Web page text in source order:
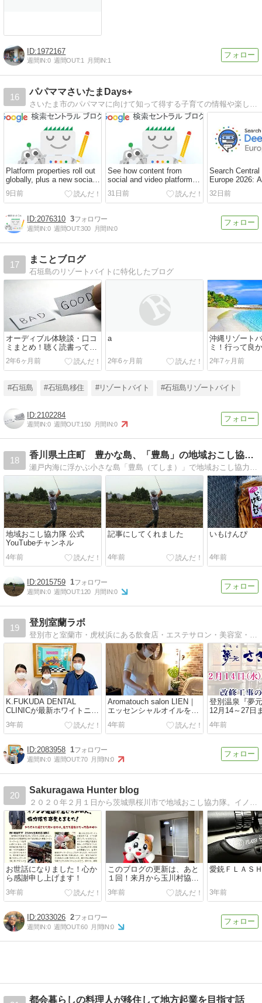
1972167
週間IN:0 週間OUT:1 月間IN:1
16
パパママさいたまDays+
Platform properties roll out
globally, plus a new social
and video performance
guide
9日前
See how content from
social and video platforms
performs on Google Search
31日前
Search Central
Europe 2026:
we're going to
32日前
2076310 3
週間IN:0 週間OUT:300 月間IN:0
17
まことブログ
石垣島のリゾートバイトに特化したブログ
オーディブル体験談・口コ
ミまとめ！聴く読書ってぶ
っちゃけどう！？
2年6ヶ月前
a
2年6ヶ月前
沖縄リゾート
ミ！行って良
だった事まとめ
2年7ヶ月前
#石垣島 #石垣島移住 #リゾートバイト #石垣島リゾートバイト
2102284
週間IN:0 週間OUT:150 月間IN:0
18
香川県土庄町 豊かな島、「豊島」の地域おこし協力隊日記
瀬戸内海に浮かぶ小さな島「豊島（てしま）」で地域おこし協力隊として奮闘中！島のこと、農業のこと、などなど書きつづっています。
地域おこし協力隊 公式
YouTubeチャンネル
4年前
記事にしてくれました
4年前
いもけんぴ
4年前
2015759 1
週間IN:0 週間OUT:120 月間IN:0
19
登別室蘭ラボ
登別市と室蘭市・虎杖浜にある飲食店・エステサロン・美容室・お店・会社・気になる人・イベント・観光スポットなどの情報をお届けする地域情報メディアです
K.FUKUDA DENTAL
CLINICが最新ホワイトニン
グを西胆振初導入｜登別鷲
別町
3年前
Aromatouch salon LIEN｜
エッセンシャルオイルを使
った元気と健康ケアのお店
｜室蘭高砂町
4年前
登別温泉『夢
12月14～27日
業！
4年前
2083958 1
週間IN:0 週間OUT:70 月間IN:0
20
Sakuragawa Hunter blog
２０２０年２月１日から茨城県桜川市で地域おこし協力隊。イノシシ等から里山と農地を守るため狩猟免許（銃・わな・網）を取得。アニメや漫画による地域活性化にがんばりたい！愛車はＣＯＰＥＮ。イベントには三毛猫の着ぐるみで参加することも！
お世話になりました！心か
ら感謝申し上げます！
3年前
このブログの更新は、あと
１回！来月から玉川村協力
隊になります
3年前
愛銃ＦＬＡＳ
3年前
2033026 2
週間IN:0 週間OUT:60 月間IN:0
都会暮らしの料理人が移住して地方起業を目指す話